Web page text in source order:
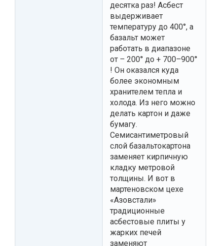
десятка раз! Асбест
выдерживает
температуру до 400°, а
базальт может
работать в диапазоне
от – 200° до + 700–900°
! Он оказался куда
более экономным
хранителем тепла и
холода. Из него можно
делать картон и даже
бумагу.
Семисантиметровый
слой базальтокартона
заменяет кирпичную
кладку метровой
толщины. И вот в
мартеновском цехе
«Азовстали»
традиционные
асбестовые плиты у
жарких печей
заменяют